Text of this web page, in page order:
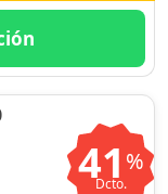
41 %
Dcto.